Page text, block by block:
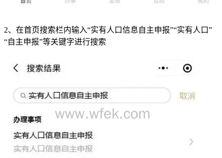
2、在首页搜索栏内输入“实有人口信息自主申报”“实有人口”
“自主申报”等关键字进行搜索